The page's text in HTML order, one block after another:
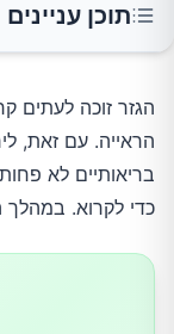
תוכן עניינים
עשיר בנוגדי
בריאות מערכת
חיזוק
הגזר זוכה לעתים
הראייה. עם זאת,
בריאותיים לא
כדי לקרוא. במהלך